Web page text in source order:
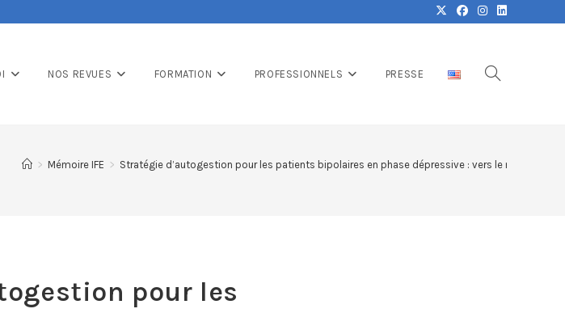
NOS REVUES FORMATION PROFESSIONNELS PRESSE
> Mémoire IFE > Stratégie d’autogestion pour les patients bipolaires en phase dépressive : vers le maintien
pour les